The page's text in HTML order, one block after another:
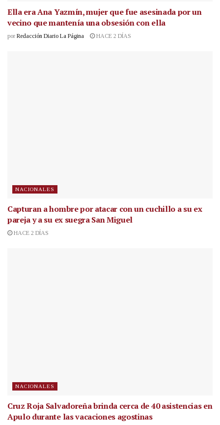
Ella era Ana Yazmín, mujer que fue asesinada por un
vecino que mantenía una obsesión con ella
por Redacción Diario La Página HACE 2 DÍAS
NACIONALES
Capturan a hombre por atacar con un cuchillo a su ex
pareja y a su ex suegra San Miguel
HACE 2 DÍAS
NACIONALES
Cruz Roja Salvadoreña brinda cerca de 40 asistencias en
Apulo durante las vacaciones agostinas